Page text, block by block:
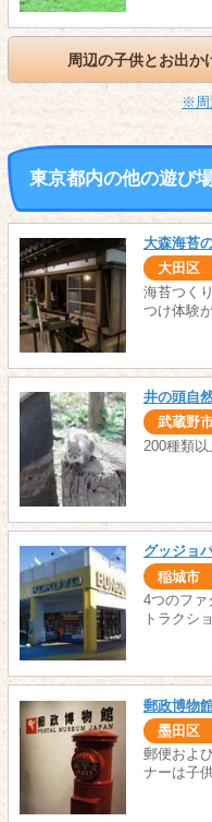
周辺の子供とお出か
※周
東京都内の他の遊び
大森海苔
大田区
海苔つく
つけ体験
井の頭自
武蔵野
200種類
グッジョ
稲城市
4つのファ
トラクシ
郵政博物
墨田区
郵便およ
ナーは子